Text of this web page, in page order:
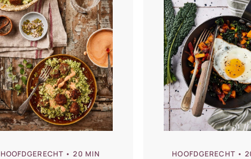
HOOFDGERECHT • 20 MIN HOOFDGERECHT •